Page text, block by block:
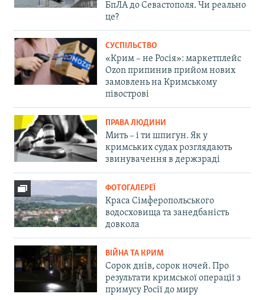
БпЛА до Севастополя. Чи реально
це?
СУСПІЛЬСТВО
«Крим – не Росія»: маркетплейс
Ozon припинив прийом нових
замовлень на Кримському
півострові
ПРАВА ЛЮДИНИ
Мить – і ти шпигун. Як у
кримських судах розглядають
звинувачення в держзраді
ФОТОГАЛЕРЕЇ
Краса Сімферопольського
водосховища та занедбаність
довкола
ВІЙНА ТА КРИМ
Сорок днів, сорок ночей. Про
результати кримської операції з
примусу Росії до миру